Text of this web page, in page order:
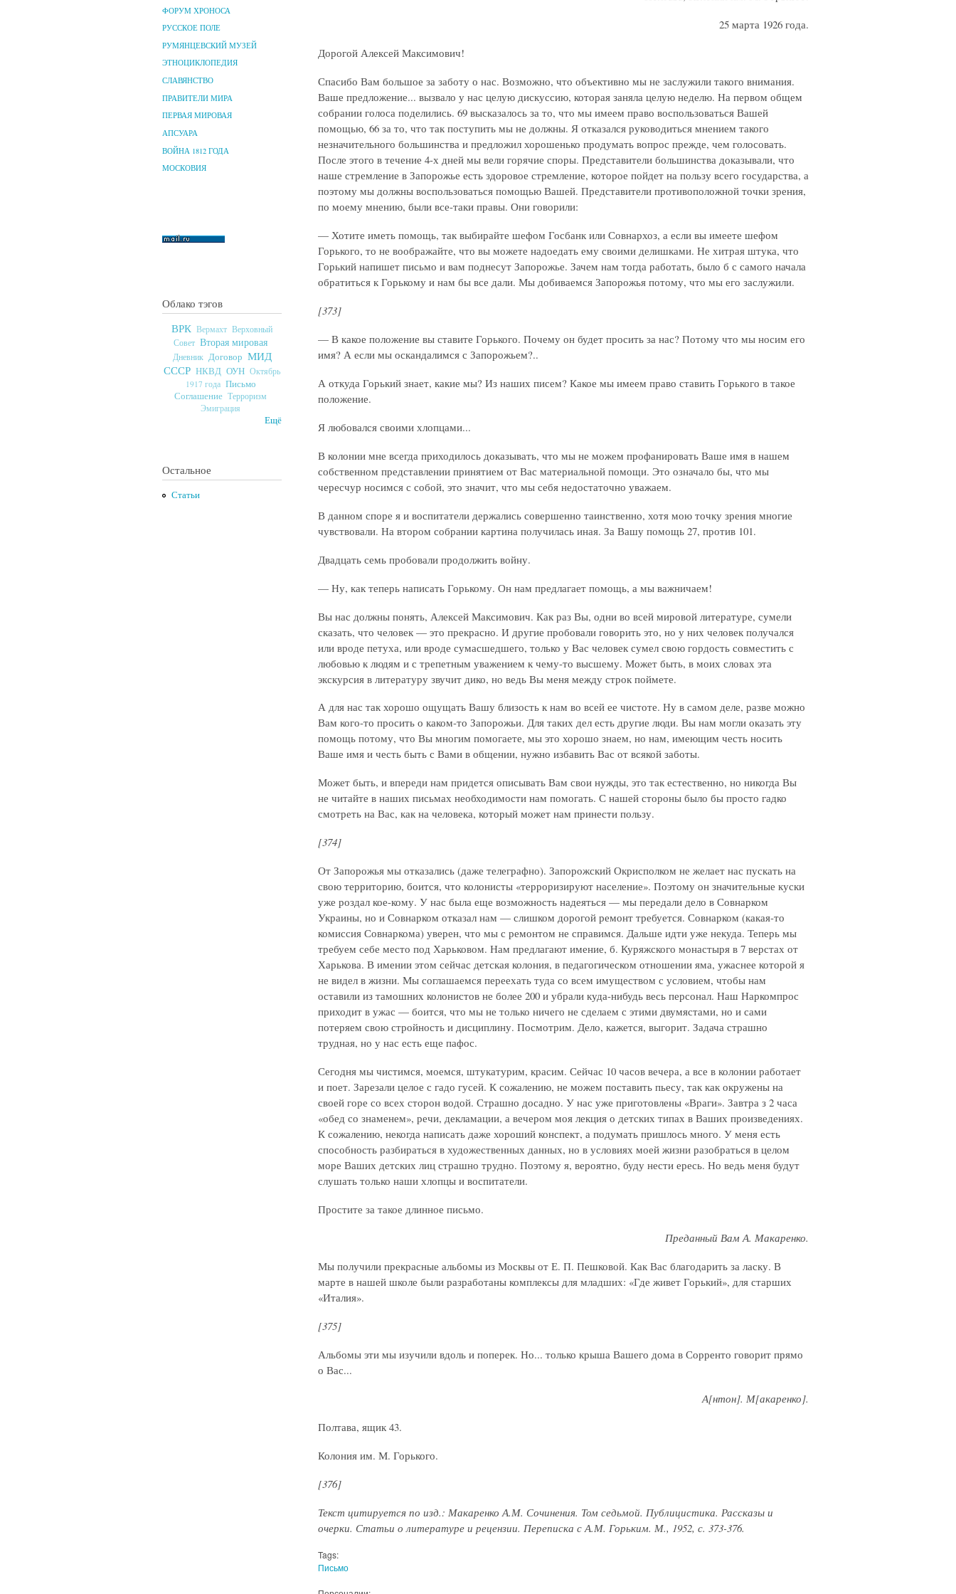
ФОРУМ ХРОНОСА
РУССКОЕ ПОЛЕ
РУМЯНЦЕВСКИЙ МУЗЕЙ
ЭТНОЦИКЛОПЕДИЯ
СЛАВЯНСТВО
ПРАВИТЕЛИ МИРА
ПЕРВАЯ МИРОВАЯ
АПСУАРА
ВОЙНА 1812 ГОДА
МОСКОВИЯ
Облако тэгов
ВРК Вермахт Верховный
Совет Вторая мировая
Дневник Договор МИД
СССР НКВД ОУН Октябрь
1917 года Письмо
Соглашение Терроризм
Эмиграция
Ещё
Остальное
Статьи
25 марта 1926 года.
Дорогой Алексей Максимович!
Спасибо Вам большое за заботу о нас. Возможно, что объективно мы не заслужили такого внимания.
Ваше предложение... вызвало у нас целую дискуссию, которая заняла целую неделю. На первом общем
собрании голоса поделились. 69 высказалось за то, что мы имеем право воспользоваться Вашей
помощью, 66 за то, что так поступить мы не должны. Я отказался руководиться мнением такого
незначительного большинства и предложил хорошенько продумать вопрос прежде, чем голосовать.
После этого в течение 4-х дней мы вели горячие споры. Представители большинства доказывали, что
наше стремление в Запорожье есть здоровое стремление, которое пойдет на пользу всего государства, а
поэтому мы должны воспользоваться помощью Вашей. Представители противоположной точки зрения,
по моему мнению, были все-таки правы. Они говорили:
— Хотите иметь помощь, так выбирайте шефом Госбанк или Совнархоз, а если вы имеете шефом
Горького, то не воображайте, что вы можете надоедать ему своими делишками. Не хитрая штука, что
Горький напишет письмо и вам поднесут Запорожье. Зачем нам тогда работать, было б с самого начала
обратиться к Горькому и нам бы все дали. Мы добиваемся Запорожья потому, что мы его заслужили.
[373]
— В какое положение вы ставите Горького. Почему он будет просить за нас? Потому что мы носим его
имя? А если мы оскандалимся с Запорожьем?..
А откуда Горький знает, какие мы? Из наших писем? Какое мы имеем право ставить Горького в такое
положение.
Я любовался своими хлопцами...
В колонии мне всегда приходилось доказывать, что мы не можем профанировать Ваше имя в нашем
собственном представлении принятием от Вас материальной помощи. Это означало бы, что мы
чересчур носимся с собой, это значит, что мы себя недостаточно уважаем.
В данном споре я и воспитатели держались совершенно таинственно, хотя мою точку зрения многие
чувствовали. На втором собрании картина получилась иная. За Вашу помощь 27, против 101.
Двадцать семь пробовали продолжить войну.
— Ну, как теперь написать Горькому. Он нам предлагает помощь, а мы важничаем!
Вы нас должны понять, Алексей Максимович. Как раз Вы, одни во всей мировой литературе, сумели
сказать, что человек — это прекрасно. И другие пробовали говорить это, но у них человек получался
или вроде петуха, или вроде сумасшедшего, только у Вас человек сумел свою гордость совместить с
любовью к людям и с трепетным уважением к чему-то высшему. Может быть, в моих словах эта
экскурсия в литературу звучит дико, но ведь Вы меня между строк поймете.
А для нас так хорошо ощущать Вашу близость к нам во всей ее чистоте. Ну в самом деле, разве можно
Вам кого-то просить о каком-то Запорожьи. Для таких дел есть другие люди. Вы нам могли оказать эту
помощь потому, что Вы многим помогаете, мы это хорошо знаем, но нам, имеющим честь носить
Ваше имя и честь быть с Вами в общении, нужно избавить Вас от всякой заботы.
Может быть, и впереди нам придется описывать Вам свои нужды, это так естественно, но никогда Вы
не читайте в наших письмах необходимости нам помогать. С нашей стороны было бы просто гадко
смотреть на Вас, как на человека, который может нам принести пользу.
[374]
От Запорожья мы отказались (даже телеграфно). Запорожский Окрисполком не желает нас пускать на
свою территорию, боится, что колонисты «терроризируют население». Поэтому он значительные куски
уже роздал кое-кому. У нас была еще возможность надеяться — мы передали дело в Совнарком
Украины, но и Совнарком отказал нам — слишком дорогой ремонт требуется. Совнарком (какая-то
комиссия Совнаркома) уверен, что мы с ремонтом не справимся. Дальше идти уже некуда. Теперь мы
требуем себе место под Харьковом. Нам предлагают имение, б. Куряжского монастыря в 7 верстах от
Харькова. В имении этом сейчас детская колония, в педагогическом отношении яма, ужаснее которой я
не видел в жизни. Мы соглашаемся переехать туда со всем имуществом с условием, чтобы нам
оставили из тамошних колонистов не более 200 и убрали куда-нибудь весь персонал. Наш Наркомпрос
приходит в ужас — боится, что мы не только ничего не сделаем с этими двумястами, но и сами
потеряем свою стройность и дисциплину. Посмотрим. Дело, кажется, выгорит. Задача страшно
трудная, но у нас есть еще пафос.
Сегодня мы чистимся, моемся, штукатурим, красим. Сейчас 10 часов вечера, а все в колонии работает
и поет. Зарезали целое с гадо гусей. К сожалению, не можем поставить пьесу, так как окружены на
своей горе со всех сторон водой. Страшно досадно. У нас уже приготовлены «Враги». Завтра з 2 часа
«обед со знаменем», речи, декламации, а вечером моя лекция о детских типах в Ваших произведениях.
К сожалению, некогда написать даже хороший конспект, а подумать пришлось много. У меня есть
способность разбираться в художественных данных, но в условиях моей жизни разобраться в целом
море Ваших детских лиц страшно трудно. Поэтому я, вероятно, буду нести ересь. Но ведь меня будут
слушать только наши хлопцы и воспитатели.
Простите за такое длинное письмо.
Преданный Вам А. Макаренко.
Мы получили прекрасные альбомы из Москвы от Е. П. Пешковой. Как Вас благодарить за ласку. В
марте в нашей школе были разработаны комплексы для младших: «Где живет Горький», для старших
«Италия».
[375]
Альбомы эти мы изучили вдоль и поперек. Но... только крыша Вашего дома в Сорренто говорит прямо
о Вас...
А[нтон]. М[акаренко].
Полтава, ящик 43.
Колония им. М. Горького.
[376]
Текст цитируется по изд.: Макаренко А.М. Сочинения. Том седьмой. Публицистика. Рассказы и
очерки. Статьи о литературе и рецензии. Переписка с А.М. Горьким. М., 1952, с. 373-376.
Tags:
Письмо